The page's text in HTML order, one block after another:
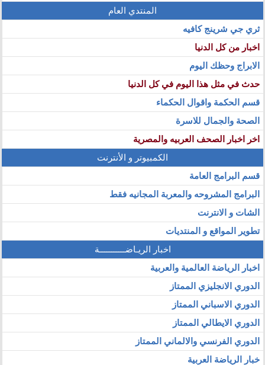
المنتدي العام
ثري جي شرينج كافيه
اخبار من كل الدنيا
الابراج وحظك اليوم
حدث في مثل هذا اليوم في كل الدنيا
قسم الحكمة واقوال الحكماء
الصحة والجمال للاسرة
اخر اخبار الصحف العربيه والمصرية
الكمبيوتر و الأنترنت
قسم البرامج العامة
البرامج المشروحه والمعربة المجانيه فقط
الشات و الانترنت
تطوير المواقع و المنتديات
اخبار الريـاضـــــــــــة
اخبار الرياضة العالمية والعربية
الدوري الانجليزي الممتاز
الدوري الاسباني الممتاز
الدوري الايطالي الممتاز
الدوري الفرنسي والالماني الممتاز
خبار الرياضة العربية